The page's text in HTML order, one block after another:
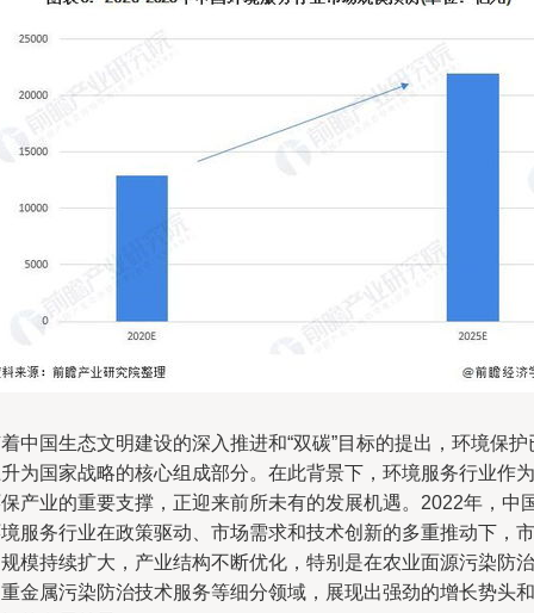
中国生态文明建设的深入推进和“双碳”目标的提出，环境保护
为国家战略的核心组成部分。在此背景下，环境服务行业作为
产业的重要支撑，正迎来前所未有的发展机遇。2022年，中
服务行业在政策驱动、市场需求和技术创新的多重推动下，市
模持续扩大，产业结构不断优化，特别是在农业面源污染防治
金属污染防治技术服务等细分领域，展现出强劲的增长势头和